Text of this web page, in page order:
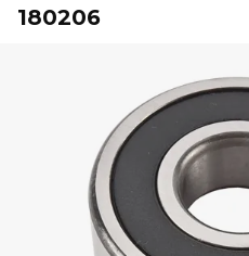
180206